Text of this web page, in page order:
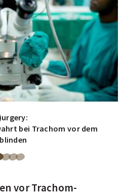
bei Trachom vor dem
Blättere
Seite
Blättere
Seite
Blättere
Seite
Blättere
Seite
vor Trachom-